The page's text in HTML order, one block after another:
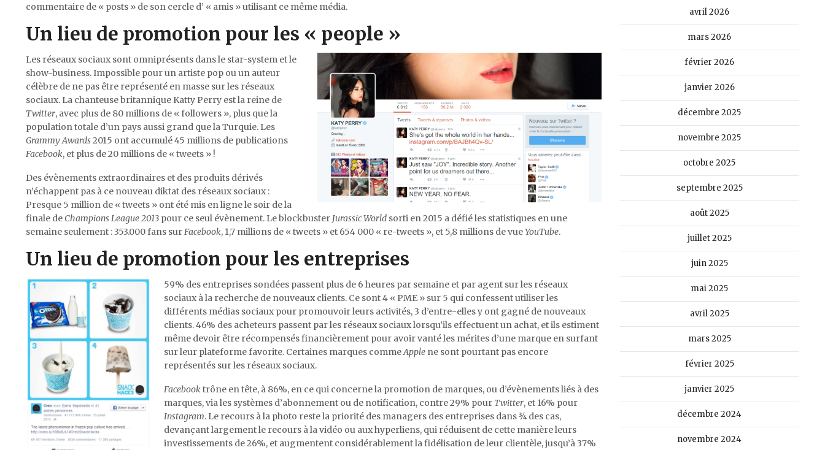
commentaire de « posts » de son cercle d’ « amis » utilisant ce même média.
Un lieu de promotion pour les « people »
Les réseaux sociaux sont omniprésents dans le star-system et le
show-business. Impossible pour un artiste pop ou un auteur
célèbre de ne pas être représenté en masse sur les réseaux
sociaux. La chanteuse britannique Katty Perry est la reine de
Twitter, avec plus de 80 millions de « followers », plus que la
population totale d’un pays aussi grand que la Turquie. Les
Grammy Awards2015 ont accumulé 45 millions de publications
Facebook, et plus de 20 millions de « tweets » !
Des évènements extraordinaires et des produits dérivés
n’échappent pas à ce nouveau diktat des réseaux sociaux :
Presque 5 million de « tweets » ont été mis en ligne le soir de la
finale de Champions League 2013 pour ce seul évènement. Le blockbuster Jurassic World sorti en 2015 a défié les statistiques en une
semaine seulement : 353.000 fans surFacebook, 1,7 millions de « tweets » et 654 000 « re-tweets », et 5,8 millions de vueYouTube.
Un lieu de promotion pour les entreprises
59% des entreprises sondées passent plus de 6 heures par semaine et par agent sur les réseaux
sociaux à la recherche de nouveaux clients. Ce sont 4 « PME » sur 5 qui confessent utiliser les
différents médias sociaux pour promouvoir leurs activités, 3 d’entre-elles y ont gagné de nouveaux
clients. 46% des acheteurs passent par les réseaux sociaux lorsqu’ils effectuent un achat, et ils estiment
même devoir être récompensés financièrement pour avoir vanté les mérites d’une marque en surfant
sur leur plateforme favorite. Certaines marques commeApple ne sont pourtant pas encore
représentés sur les réseaux sociaux.
Facebooktrône en tête, à 86%, en ce qui concerne la promotion de marques, ou d’évènements liés à des
marques, via les systèmes d’abonnement ou de notification, contre 29% pour Twitter, et 16% pour
Instagram. Le recours à la photo reste la priorité des managers des entreprises dans ¾ des cas,
devançant largement le recours à la vidéo ou aux hyperliens, qui réduisent de cette manière leurs
investissements de 26%, et augmentent considérablement la fidélisation de leur clientèle, jusqu’à 37%
avril 2026
mars 2026
février 2026
janvier 2026
décembre 2025
novembre 2025
octobre 2025
septembre 2025
août 2025
juillet 2025
juin 2025
mai 2025
avril 2025
mars 2025
février 2025
janvier 2025
décembre 2024
novembre 2024